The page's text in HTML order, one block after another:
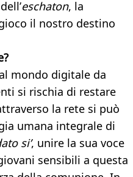
eschaton, la
il nostro destino
mondo digitale da
si rischia di restare
la rete si può
umana integrale di
si’, unire la sua voce
sensibili a questa